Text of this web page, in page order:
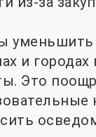
уменьшить
и
Это